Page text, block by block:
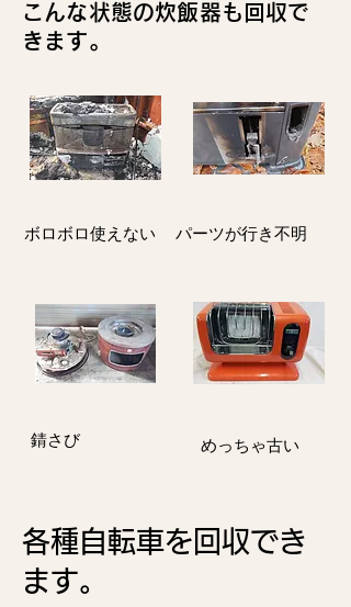
こんな状態の炊飯器も回収で
きます。
ボロボロ使えない パーツが行き不明
​錆さび ​めっちゃ古い
各種自転車を回収でき
ます。